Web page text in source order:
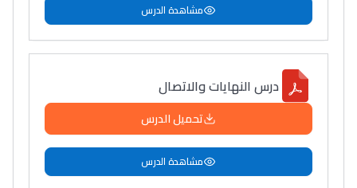
مشاهدة الدرس
درس النهايات والاتصال
تحميل الدرس
مشاهدة الدرس